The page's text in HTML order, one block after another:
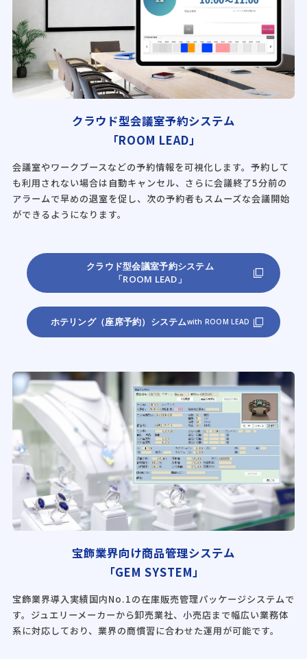
クラウド型会議室予約システム
「ROOM LEAD」
会議室やワークブースなどの予約情報を可視化します。予約して
も利用されない場合は自動キャンセル、さらに会議終了5分前の
アラームで早めの退室を促し、次の予約者もスムーズな会議開始
ができるようになります。
クラウド型会議室予約システム
「ROOM LEAD」
ホテリング（座席予約）システムwith ROOM LEAD
宝飾業界向け商品管理システム
「GEM SYSTEM」
宝飾業界導入実績国内No.1の在庫販売管理パッケージシステムで
す。ジュエリーメーカーから卸売業社、小売店まで幅広い業務体
系に対応しており、業界の商慣習に合わせた運用が可能です。